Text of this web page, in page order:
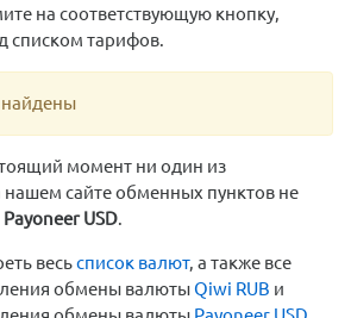
на соответствующую кнопку,
списком тарифов.
момент ни один из
нашем сайте обменных пунктов не
Payoneer USD.
весьсписок валют, а также все
обмены валютыQiwi RUB и